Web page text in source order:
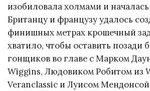
изобиловала холмами и
Британцу и французу удалось
финишных метрах крошечный
хватило, чтобы оставить позади
гонщиков во главе с Марком
Wiggins, Людовиком Робитом из
Veranclassic и Луисом